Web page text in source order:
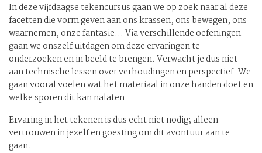
In deze vijfdaagse tekencursus gaan we op zoek naar al deze
facetten die vorm geven aan ons krassen, ons bewegen, ons
waarnemen, onze fantasie... Via verschillende oefeningen
gaan we onszelf uitdagen om deze ervaringen te
onderzoeken en in beeld te brengen. Verwacht je dus niet
aan technische lessen over verhoudingen en perspectief. We
gaan vooral voelen wat het materiaal in onze handen doet en
welke sporen dit kan nalaten.
Ervaring in het tekenen is dus echt niet nodig; alleen
vertrouwen in jezelf en goesting om dit avontuur aan te
gaan.